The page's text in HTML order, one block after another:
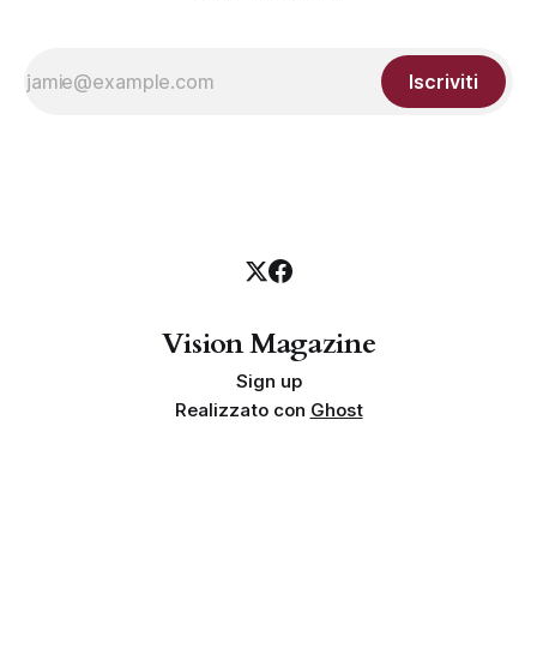
Iscriviti
Vision Magazine
Sign up
Realizzato con Ghost